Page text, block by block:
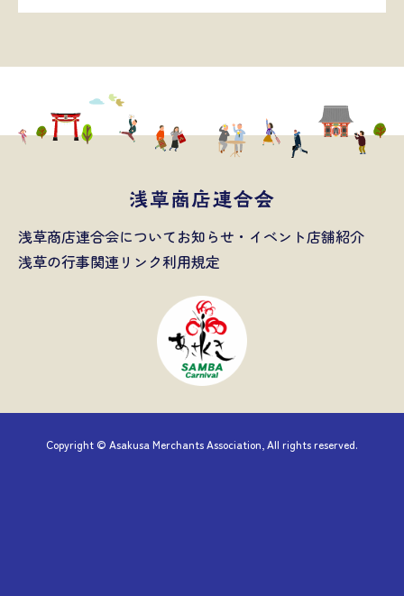
浅草商店連合会についてお知らせ・イベント店舗紹介
浅草の行事関連リンク利用規定
Copyright © Asakusa Merchants Association, All rights reserved.